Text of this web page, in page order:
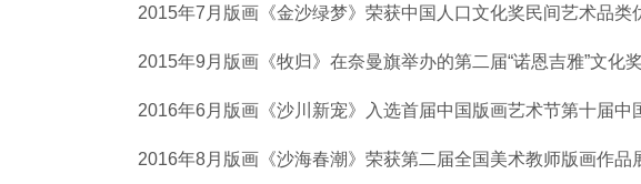
2015年7月版画《金沙绿梦》荣获中国人口文化奖民间艺术品类
2015年9月版画《牧归》在奈曼旗举办的第二届“诺恩吉雅”文化
2016年6月版画《沙川新宠》入选首届中国版画艺术节第十届中
2016年8月版画《沙海春潮》荣获第二届全国美术教师版画作品